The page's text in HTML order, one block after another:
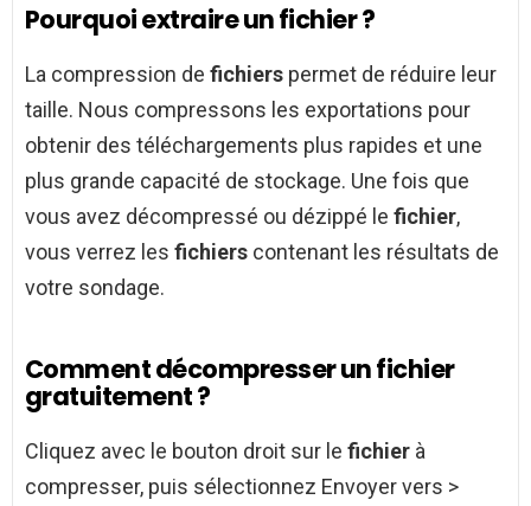
Pourquoi extraire un fichier ?
La compression de fichiers permet de réduire leur
taille. Nous compressons les exportations pour
obtenir des téléchargements plus rapides et une
plus grande capacité de stockage. Une fois que
vous avez décompressé ou dézippé le fichier,
vous verrez les fichiers contenant les résultats de
votre sondage.
Comment décompresser un fichier
gratuitement ?
Cliquez avec le bouton droit sur le fichier à
compresser, puis sélectionnez Envoyer vers >